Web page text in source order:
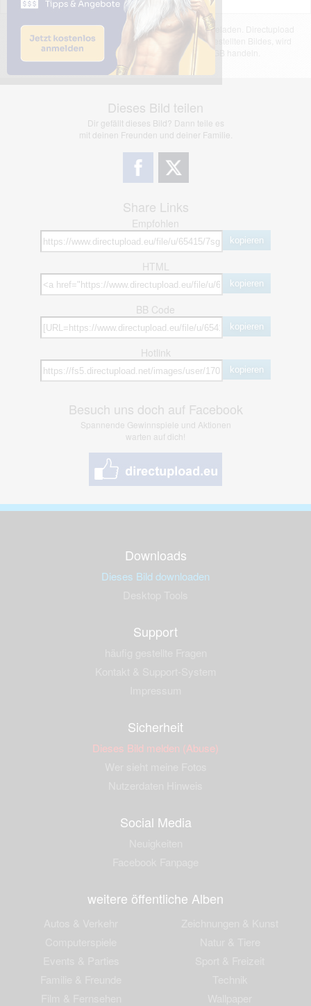
Das dargestellte Bild wurde von einem Nutzer hochgeladen. Directupload
übernimmt keinerlei Haftung für den Inhalt des dargestellten Bildes, wird
jedoch bei Verstößen nach §2(3) unserer AGB handeln.
Dieses Bild teilen
Dir gefällt dieses Bild? Dann teile es
mit deinen Freunden und deiner Familie.
Share Links
Empfohlen
kopieren
HTML
kopieren
BB Code
kopieren
Hotlink
kopieren
Besuch uns doch auf Facebook
Spannende Gewinnspiele und Aktionen
warten auf dich!
Downloads
Dieses Bild downloaden
Support
Sicherheit
Dieses Bild melden (Abuse)
Social Media
weitere öffentliche Alben